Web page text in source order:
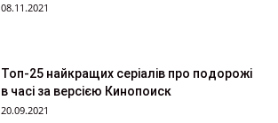
08.11.2021
Топ-25 найкращих серіалів про подорожі
в часі за версією Кинопоиск
20.09.2021